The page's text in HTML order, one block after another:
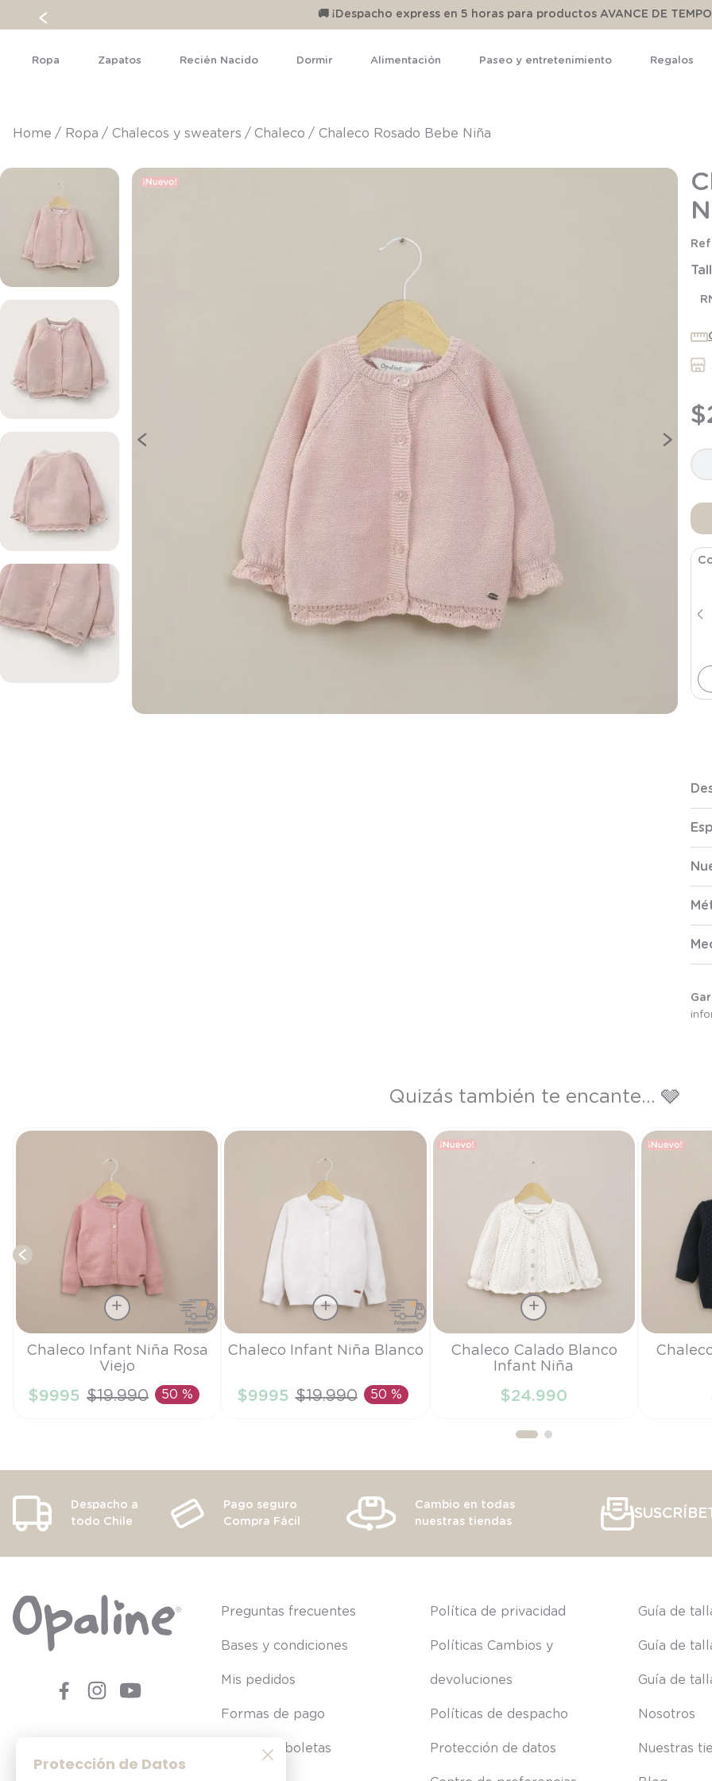
🚚 ¡Despacho express en 5 horas para productos AVANCE DE
Ropa Zapatos Recién Nacido Dormir Alimentación Paseo y entretenimiento Regalos
Protección de Datos
ropa chalecos y sweaters chaleco Chaleco Rosado Bebe Niña
$
Poleron Rosa Viejo Bebe Niña
$14.990
Quizás también te encante... 🩶
Talla
AÑADIR AL CARRITO
Chaleco Infant Niña Rosa
Viejo
$9995 $19.990 50 %
Talla
AÑADIR AL CARRITO
Chaleco Infant Niña Blanco
$9995 $19.990 50 %
Talla
AÑADIR AL CARRITO
Chaleco Calado Blanco
Infant Niña
$24.990
Talla
Despacho a
todo Chile
Pago seguro
Compra Fácil
Cambio en todas
nuestras tiendas
Preguntas frecuentes
Bases y condiciones
Mis pedidos
Formas de pago
Consultar boletas
Política de privacidad
Políticas Cambios y
devoluciones
Políticas de despacho
Protección de datos
Guía de
Guía de
Guía de
Nosotros
Nuestras
10